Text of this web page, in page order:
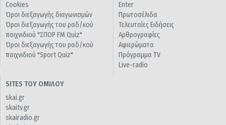
Cookies
Όροι διεξαγωγής διαγωνισμών
Όροι διεξαγωγής του ραδ/κού
παιχνιδιού "ΣΠΟΡ FM Quiz"
Όροι διεξαγωγής του ραδ/κού
παιχνιδιού "Sport Quiz"
Enter
Πρωτοσέλιδα
Τελευταίες Ειδήσεις
Αρθρογραφίες
Αφιερώματα
Πρόγραμμα TV
Live-radio
SITES ΤΟΥ ΟΜΙΛΟΥ
skai.gr
skaitv.gr
skairadio.gr